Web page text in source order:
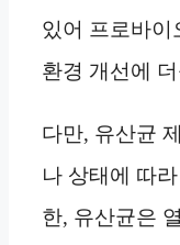
있어 프로바이
환경 개선에
다만, 유산균
나 상태에 따
한, 유산균은